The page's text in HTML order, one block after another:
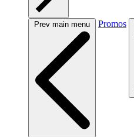
Prev main menu Promos